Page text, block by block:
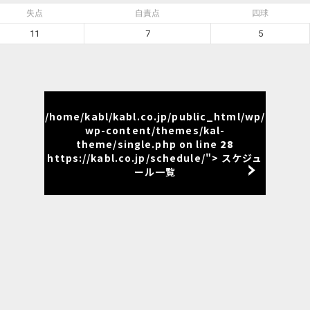
失点 自責点 四球
11 7 5
/home/kabl/kabl.co.jp/public_html/wp/
wp-content/themes/kal-
theme/single.php on line 28
https://kabl.co.jp/schedule/"> スケジュ
ール一覧